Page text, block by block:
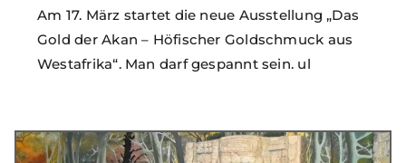
Am 17. März startet die neue Ausstellung „Das
Gold der Akan – Höfischer Goldschmuck aus
Westafrika“. Man darf gespannt sein. ul